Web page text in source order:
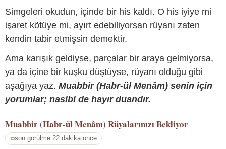
Simgeleri okudun, içinde bir his kaldı. O his iyiye mi
işaret kötüye mi, ayırt edebiliyorsan rüyanı zaten
kendin tabir etmişsin demektir.
Ama karışık geldiyse, parçalar bir araya gelmiyorsa,
ya da içine bir kuşku düştüyse, rüyanı olduğu gibi
aşağıya yaz. Muabbir (Habr-ül Menâm) senin için
yorumlar; nasibi de hayır duandır.
Muabbir (Habr-ül Menâm) Rüyalarınızı Bekliyor
son görülme 22 dakika önce